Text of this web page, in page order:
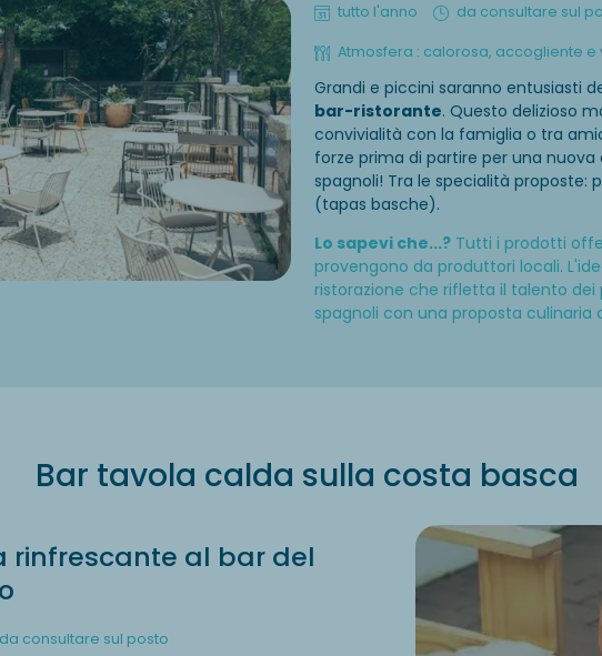
tutto l'anno da consultare sul
Atmosfera : calorosa, accogliente e
Grandi e piccini saranno entusiasti
bar-ristorante. Questo delizioso
convivialità con la famiglia o tra
forze prima di partire per una nuova
spagnoli! Tra le specialità proposte:
(tapas basche).
Lo sapevi che...? Tutti i prodotti
provengono da produttori locali.
ristorazione che rifletta il talento dei
spagnoli con una proposta culinaria
Bar tavola calda sulla costa basca
rinfrescante al bar del
da consultare sul posto